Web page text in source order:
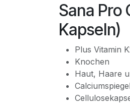
Sana Pro
Kapseln)
Plus Vitamin
Knochen
Haut, Haare
Calciumspiegel